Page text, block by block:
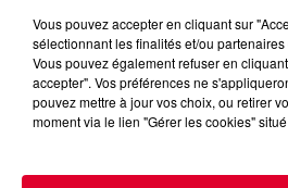
Vous pouvez accepter en cliquant sur
sélectionnant les finalités et/ou
Vous pouvez également refuser en
accepter". Vos préférences ne
pouvez mettre à jour vos choix, ou retirer
moment via le lien "Gérer les cookies"